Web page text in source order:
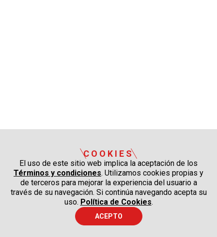
COOKIES
El uso de este sitio web implica la aceptación de los
Términos y condiciones. Utilizamos cookies propias y
de terceros para mejorar la experiencia del usuario a
través de su navegación. Si continúa navegando acepta su
uso. Política de Cookies.
ACEPTO